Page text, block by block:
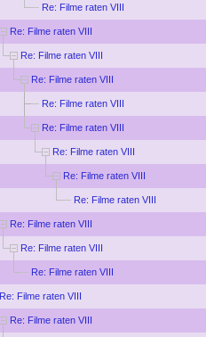
Re: Filme raten VIII
Re: Filme raten VIII
Re: Filme raten VIII
Re: Filme raten VIII
Re: Filme raten VIII
Re: Filme raten VIII
Re: Filme raten VIII
Re: Filme raten VIII
Re: Filme raten VIII
Re: Filme raten VIII
Re: Filme raten VIII
Re: Filme raten VIII
Re: Filme raten VIII
Re: Filme raten VIII